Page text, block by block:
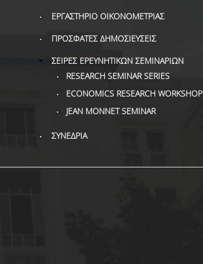
ΕΡΓΑΣΤΗΡΙΟ ΟΙΚΟΝΟΜΕΤΡΙΑΣ
ΠΡΟΣΦΑΤΕΣ ΔΗΜΟΣΙΕΥΣΕΙΣ
ΣΕΙΡΕΣ ΕΡΕΥΝΗΤΙΚΩΝ ΣΕΜΙΝΑΡΙΩΝ
RESEARCH SEMINAR SERIES
ECONOMICS RESEARCH WORKSHOP
JEAN MONNET SEMINAR
ΣΥΝΕΔΡΙΑ